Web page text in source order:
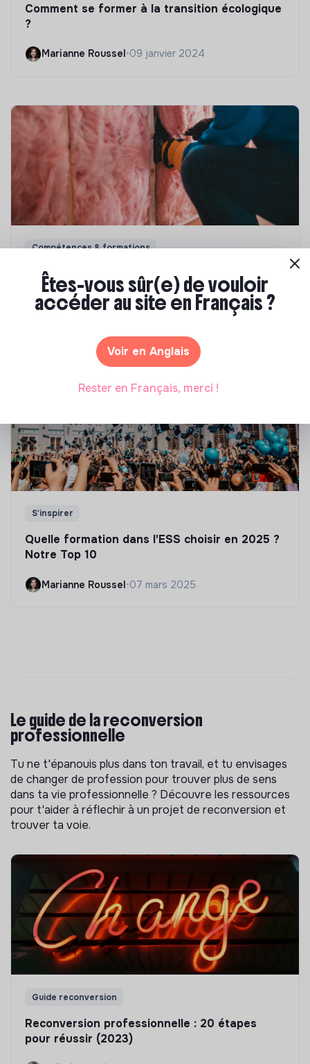
Comment se former à la transition écologique
?
Marianne Roussel •09 janvier 2024
Compétences & formations
Top 8 des formations en rénovation
énergétique des bâtiments
S'inspirer
Quelle formation dans l'ESS choisir en 2025 ?
Notre Top 10
Marianne Roussel•07 mars 2025
Le guide de la reconversion
professionnelle
Tu ne t'épanouis plus dans ton travail, et tu envisages
de changer de profession pour trouver plus de sens
dans ta vie professionnelle ? Découvre les ressources
pour t'aider à réflechir à un projet de reconversion et
trouver ta voie.
Guide reconversion
Reconversion professionnelle : 20 étapes
pour réussir (2023)
Êtes-vous sûr(e) de vouloir
accéder au site en Français ?
Voir en Anglais
Rester en Français, merci !